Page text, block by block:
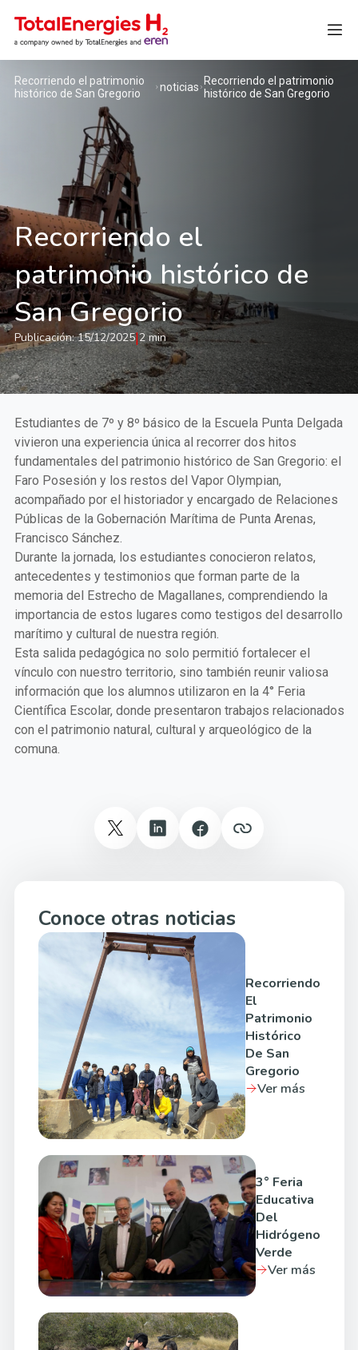
Inglés
Recorriendo el patrimonio
histórico de San Gregorio
noticias Recorriendo el patrimonio
histórico de San Gregorio
Recorriendo el
patrimonio histórico de
San Gregorio
Publicación: 15/12/2025|2 min
Estudiantes de 7º y 8º básico de la Escuela Punta Delgada
vivieron una experiencia única al recorrer dos hitos
fundamentales del patrimonio histórico de San Gregorio: el
Faro Posesión y los restos del Vapor Olympian,
acompañado por el historiador y encargado de Relaciones
Públicas de la Gobernación Marítima de Punta Arenas,
Francisco Sánchez.
Durante la jornada, los estudiantes conocieron relatos,
antecedentes y testimonios que forman parte de la
memoria del Estrecho de Magallanes, comprendiendo la
importancia de estos lugares como testigos del desarrollo
marítimo y cultural de nuestra región.
Esta salida pedagógica no solo permitió fortalecer el
vínculo con nuestro territorio, sino también reunir valiosa
información que los alumnos utilizaron en la 4° Feria
Científica Escolar, donde presentaron trabajos relacionados
con el patrimonio natural, cultural y arqueológico de la
comuna.
Conoce otras noticias
Recorriendo
El
Patrimonio
Histórico
De San
Gregorio
Ver más
3° Feria
Educativa
Del
Hidrógeno
Verde
Ver más